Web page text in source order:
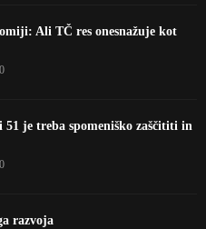
Ali TČ res onesnažuje kot
0
je treba spomeniško zaščititi in
0
razvoja